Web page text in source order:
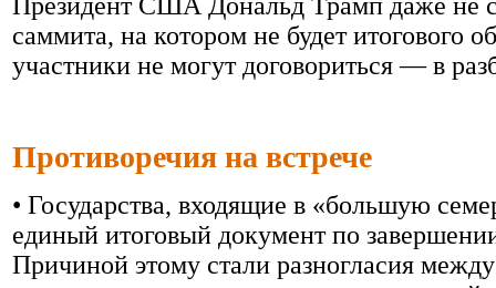
саммита, на котором не будет итогового
участники не могут договориться — в
Противоречия на встрече
• Государства, входящие в «большую
единый итоговый документ по
Причиной этому стали разногласия